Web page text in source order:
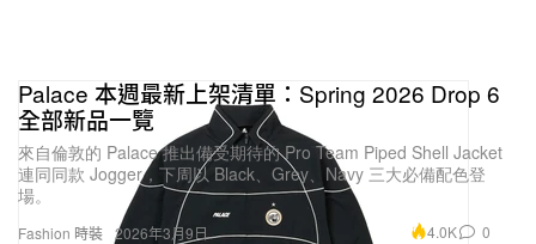
Fashion 時裝
Palace 本週最新上架清單：Spring 2026 Drop 6
全部新品一覽
來自倫敦的 Palace 推出備受期待的 Pro Team Piped Shell Jacket
連同同款 Jogger，下周以 Black、Grey、Navy 三大必備配色登
場。
2026年3月9日 4.0K 0